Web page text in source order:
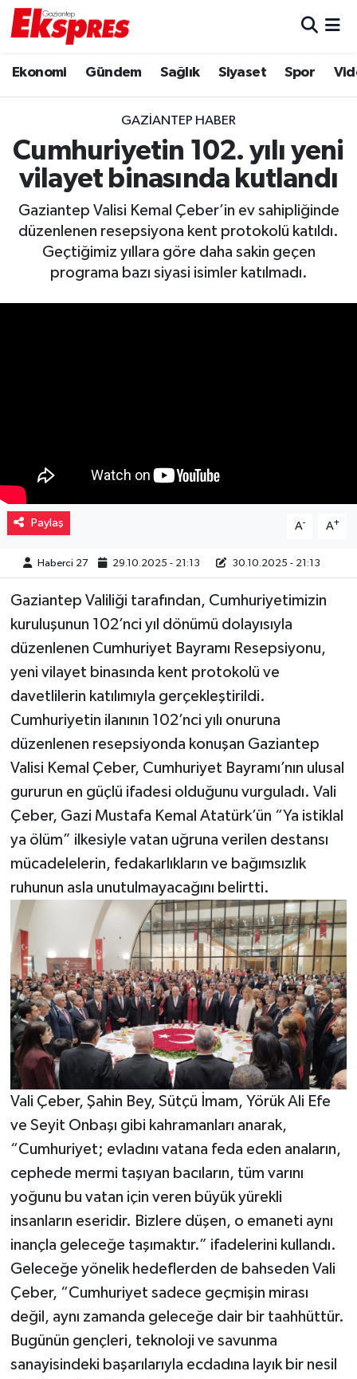
Ekonomi Gündem Sağlık Siyaset Spor
GAZIANTEP HABER
Cumhuriyetin 102. yılı yeni
vilayet binasında kutlandı
Gaziantep Valisi Kemal Çeber’in ev sahipliğinde
düzenlenen resepsiyona kent protokolü katıldı.
Geçtiğimiz yıllara göre daha sakin geçen
programa bazı siyasi isimler katılmadı.
Paylaş A- A+
Haberci 27 29.10.2025 - 21:13 30.10.2025 - 21:13
Gaziantep Valiliği tarafından, Cumhuriyetimizin
kuruluşunun 102’nci yıl dönümü dolayısıyla
düzenlenen Cumhuriyet Bayramı Resepsiyonu,
yeni vilayet binasında kent protokolü ve
davetlilerin katılımıyla gerçekleştirildi.
Cumhuriyetin ilanının 102’nci yılı onuruna
düzenlenen resepsiyonda konuşan Gaziantep
Valisi Kemal Çeber, Cumhuriyet Bayramı’nın ulusal
gururun en güçlü ifadesi olduğunu vurguladı. Vali
Çeber, Gazi Mustafa Kemal Atatürk’ün “Ya istiklal
ya ölüm” ilkesiyle vatan uğruna verilen destansı
mücadelelerin, fedakarlıkların ve bağımsızlık
ruhunun asla unutulmayacağını belirtti.
Vali Çeber, Şahin Bey, Sütçü İmam, Yörük Ali Efe
ve Seyit Onbaşı gibi kahramanları anarak,
“Cumhuriyet; evladını vatana feda eden anaların,
cephede mermi taşıyan bacıların, tüm varını
yoğunu bu vatan için veren büyük yürekli
insanların eseridir. Bizlere düşen, o emaneti aynı
inançla geleceğe taşımaktır.” ifadelerini kullandı.
Geleceğe yönelik hedeflerden de bahseden Vali
Çeber, “Cumhuriyet sadece geçmişin mirası
değil, aynı zamanda geleceğe dair bir taahhüttür.
Bugünün gençleri, teknoloji ve savunma
sanayisindeki başarılarıyla ecdadına layık bir nesil
Ekonomi
Gaziantep son dakika
Genel
Gündem
Haberler
Kültür Sanat
Resmi İlanlar
Sağlık
Spor
Teknoloji
Türkiye
Video Haber
Yaşam
Yeme-İçme
Trafik Durumu
Puan Durumu ve Fikstür
Tüm Manşetler
Son Dakika Haberleri
Haber Arşivi